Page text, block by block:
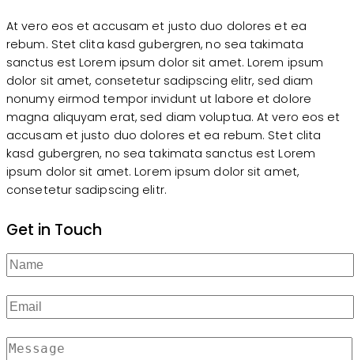
At vero eos et accusam et justo duo dolores et ea
rebum. Stet clita kasd gubergren, no sea takimata
sanctus est Lorem ipsum dolor sit amet. Lorem ipsum
dolor sit amet, consetetur sadipscing elitr, sed diam
nonumy eirmod tempor invidunt ut labore et dolore
magna aliquyam erat, sed diam voluptua. At vero eos et
accusam et justo duo dolores et ea rebum. Stet clita
kasd gubergren, no sea takimata sanctus est Lorem
ipsum dolor sit amet. Lorem ipsum dolor sit amet,
consetetur sadipscing elitr.
Get in Touch